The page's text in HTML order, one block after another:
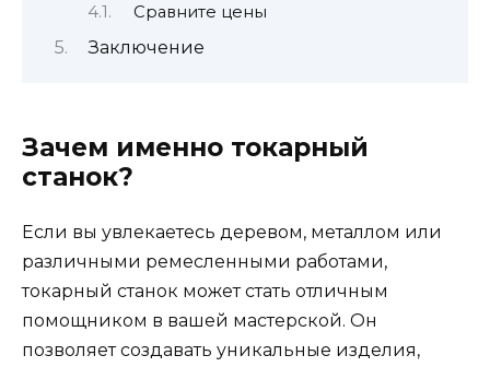
Сравните цены
Заключение
Зачем именно токарный
станок?
Если вы увлекаетесь деревом, металлом или
различными ремесленными работами,
токарный станок может стать отличным
помощником в вашей мастерской. Он
позволяет создавать уникальные изделия,